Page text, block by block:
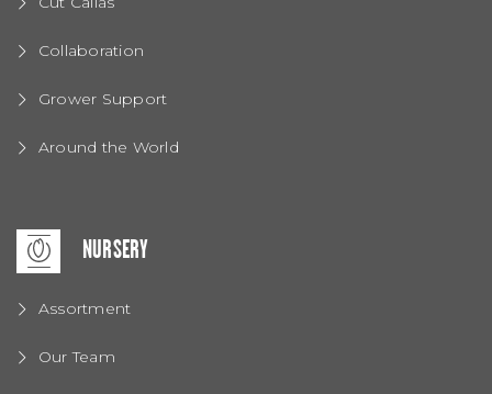
Collaboration
Grower Support
Around the World
NURSERY
Assortment
Our Team